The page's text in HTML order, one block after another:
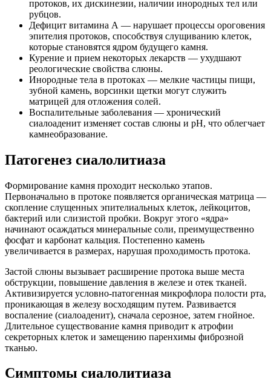
протоков, их дискинезии, наличии инородных тел или
рубцов.
Дефицит витамина А — нарушает процессы ороговения
эпителия протоков, способствуя слущиванию клеток,
которые становятся ядром будущего камня.
Курение и прием некоторых лекарств — ухудшают
реологические свойства слюны.
Инородные тела в протоках — мелкие частицы пищи,
зубной камень, ворсинки щетки могут служить
матрицей для отложения солей.
Воспалительные заболевания — хронический
сиалоаденит изменяет состав слюны и pH, что облегчает
камнеобразование.
Патогенез сиалолитиаза
Формирование камня проходит несколько этапов.
Первоначально в протоке появляется органическая матрица —
скопление слущенных эпителиальных клеток, лейкоцитов,
бактерий или слизистой пробки. Вокруг этого «ядра»
начинают осаждаться минеральные соли, преимущественно
фосфат и карбонат кальция. Постепенно камень
увеличивается в размерах, нарушая проходимость протока.
Застой слюны вызывает расширение протока выше места
обструкции, повышение давления в железе и отек тканей.
Активизируется условно-патогенная микрофлора полости рта,
проникающая в железу восходящим путем. Развивается
воспаление (сиалоаденит), сначала серозное, затем гнойное.
Длительное существование камня приводит к атрофии
секреторных клеток и замещению паренхимы фиброзной
тканью.
Симптомы сиалолитиаза